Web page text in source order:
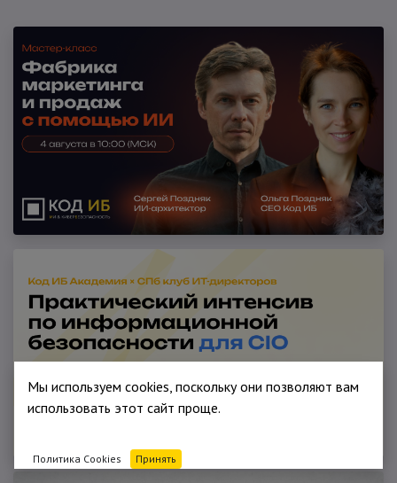
Мы используем cookies, поскольку они позволяют вам
использовать этот сайт проще.
Политика Cookies Принять